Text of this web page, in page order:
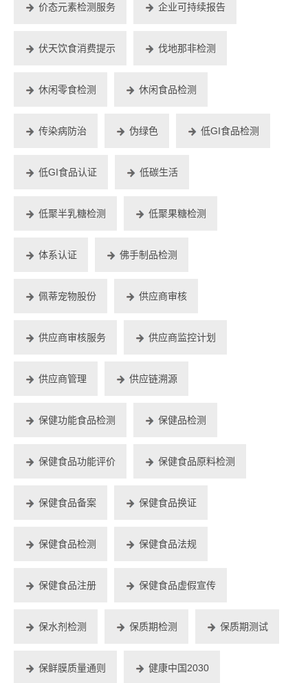
价态元素检测服务 企业可持续报告
伏天饮食消费提示 伐地那非检测
休闲零食检测 休闲食品检测
传染病防治 伪绿色 低GI食品检测
低GI食品认证 低碳生活
低聚半乳糖检测 低聚果糖检测
体系认证 佛手制品检测
佩蒂宠物股份 供应商审核
供应商审核服务 供应商监控计划
供应商管理 供应链溯源
保健功能食品检测 保健品检测
保健食品功能评价 保健食品原料检测
保健食品备案 保健食品换证
保健食品检测 保健食品法规
保健食品注册 保健食品虚假宣传
保水剂检测 保质期检测 保质期测试
保鲜膜质量通则 健康中国2030